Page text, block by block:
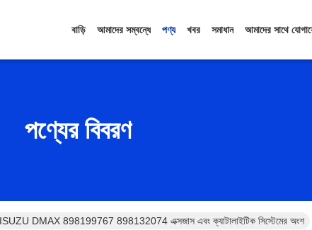
বাড়ি আমাদের সম্বন্ধে পণ্য খবর সমাধান আমাদের সাথে
পণ্যের বিবরণ
ISUZU DMAX 898199767 898132074 এক্সজাস এবং ক্যাটালাইটিক সিস্টেমের অংশ